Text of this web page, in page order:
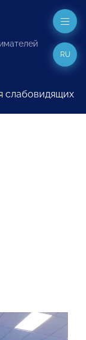
слабовидящих
RU